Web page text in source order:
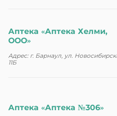
Аптека «Аптека Хелми,
ООО»
Адрес: г. Барнаул, ул.
11Б
Аптека «Аптека №306»